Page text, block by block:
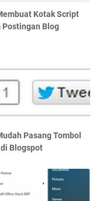
Kotak Script
Postingan Blog
Pasang Tombol
Blogspot